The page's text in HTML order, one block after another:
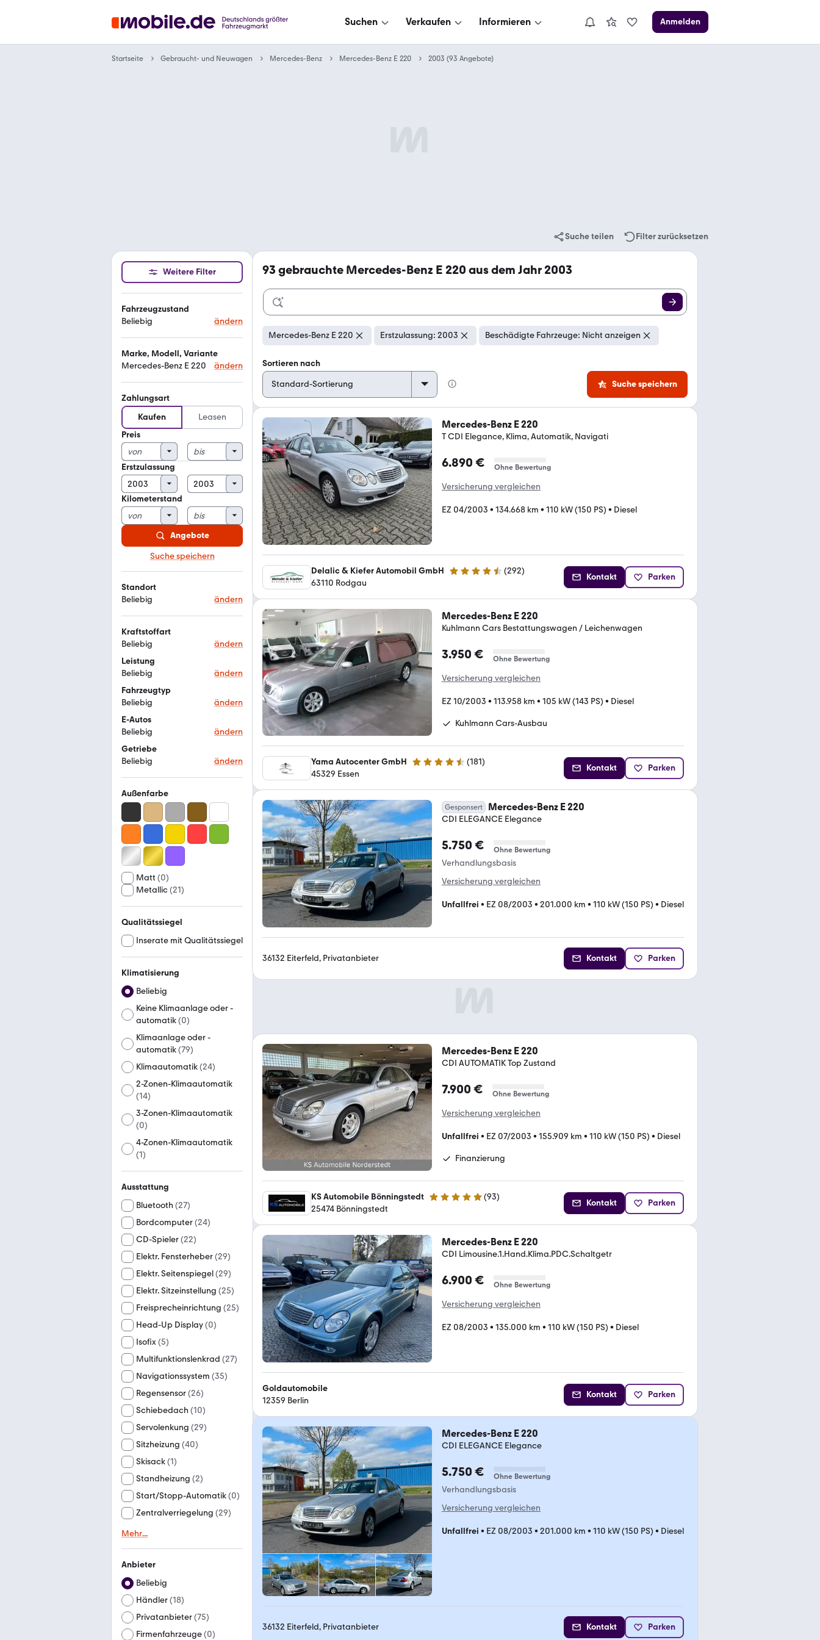
Suchen Verkaufen Informieren Anmelden
Startseite Gebraucht- und Neuwagen Mercedes-Benz Mercedes-Benz E 220 2003 (93 Angebote)
Suche teilen Filter zurücksetzen
Weitere Filter
Fahrzeugzustand
Beliebig
ändern
Marke, Modell, Variante
Mercedes-Benz E 220
ändern
Zahlungsart
Kaufen
Leasen
Preis
Erstzulassung
Kilometerstand
Angebote
Suche speichern
Standort
Beliebig
ändern
Kraftstoffart
Beliebig
ändern
Leistung
Beliebig
ändern
Fahrzeugtyp
Beliebig
ändern
E-Autos
Beliebig
ändern
Getriebe
Beliebig
ändern
Außenfarbe
Matt (0)
Metallic(21)
Qualitätssiegel
Inserate mit Qualitätssiegel
Klimatisierung
Beliebig
Keine Klimaanlage oder -
automatik(0)
Klimaanlage oder -
automatik(79)
Klimaautomatik(24)
2-Zonen-Klimaautomatik
(14)
3-Zonen-Klimaautomatik
(0)
4-Zonen-Klimaautomatik
(1)
Ausstattung
Bluetooth (27)
Bordcomputer(24)
CD-Spieler(22)
Elektr. Fensterheber(29)
Elektr. Seitenspiegel(29)
Elektr. Sitzeinstellung (25)
Freisprecheinrichtung (25)
Head-Up Display(0)
Isofix(5)
Multifunktionslenkrad (27)
Navigationssystem (35)
Regensensor(26)
Schiebedach (10)
Servolenkung (29)
Sitzheizung (40)
Skisack(1)
Standheizung (2)
Start/Stopp-Automatik(0)
Zentralverriegelung (29)
Mehr...
Anbieter
Beliebig
Händler(18)
Privatanbieter(75)
Firmenfahrzeuge(0)
93 gebrauchte Mercedes-Benz E 220 aus dem Jahr 2003
Mercedes-Benz E 220 Erstzulassung: 2003 Beschädigte Fahrzeuge: Nicht anzeigen
Sortieren nach
Suche speichern
Mercedes-Benz E 220
T CDI Elegance, Klima, Automatik, Navigati
6.890 € Ohne Bewertung
Versicherung vergleichen
EZ 04/2003 • 134.668 km • 110 kW (150 PS) • Diesel
Delalic & Kiefer Automobil GmbH 4.7 Sterne (292)
63110 Rodgau
Kontakt Parken
Mercedes-Benz E 220
Kuhlmann Cars Bestattungswagen / Leichenwagen
3.950 € Ohne Bewertung
Versicherung vergleichen
EZ 10/2003 • 113.958 km • 105 kW (143 PS) • Diesel
Kuhlmann Cars-Ausbau
Yama Autocenter GmbH 4.7 Sterne (181)
45329 Essen
Kontakt Parken
Gesponsert Mercedes-Benz E 220
CDI ELEGANCE Elegance
5.750 € Ohne Bewertung
Verhandlungsbasis
Versicherung vergleichen
Unfallfrei • EZ 08/2003 • 201.000 km • 110 kW (150 PS) • Diesel
36132 Eiterfeld, Privatanbieter Kontakt Parken
Mercedes-Benz E 220
CDI AUTOMATIK Top Zustand
7.900 € Ohne Bewertung
Versicherung vergleichen
Unfallfrei • EZ 07/2003 • 155.909 km • 110 kW (150 PS) • Diesel
Finanzierung
KS Automobile Bönningstedt 4.9 Sterne (93)
25474 Bönningstedt
Kontakt Parken
Mercedes-Benz E 220
CDI Limousine.1.Hand.Klima.PDC.Schaltgetr
6.900 € Ohne Bewertung
Versicherung vergleichen
EZ 08/2003 • 135.000 km • 110 kW (150 PS) • Diesel
Goldautomobile
12359 Berlin
Kontakt Parken
Mercedes-Benz E 220
CDI ELEGANCE Elegance
5.750 € Ohne Bewertung
Verhandlungsbasis
Versicherung vergleichen
Unfallfrei • EZ 08/2003 • 201.000 km • 110 kW (150 PS) • Diesel
36132 Eiterfeld, Privatanbieter Kontakt Parken